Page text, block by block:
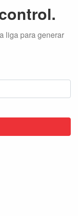
liga para generar